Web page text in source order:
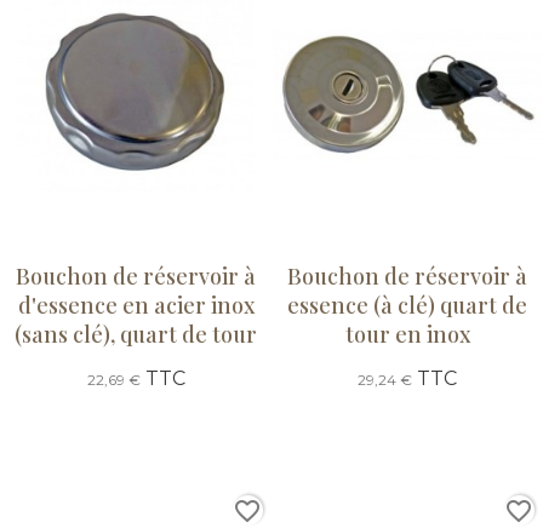
Bouchon de réservoir à
d'essence en acier inox
(sans clé), quart de tour
22,69 €TTC
Bouchon de réservoir à
essence (à clé) quart de
tour en inox
29,24 € TTC
favorite_border favorite_border